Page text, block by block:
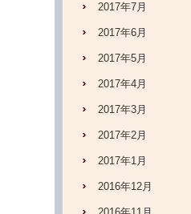
2017年7月
2017年6月
2017年5月
2017年4月
2017年3月
2017年2月
2017年1月
2016年12月